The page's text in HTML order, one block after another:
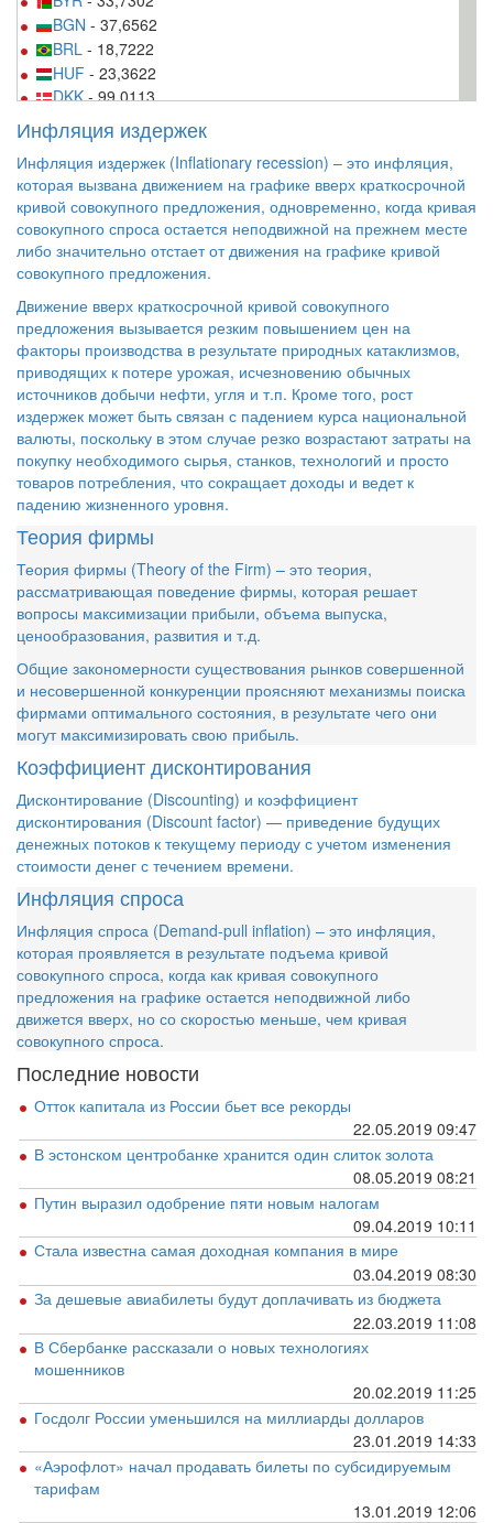
BGN - 37,6562
BRL - 18,7222
HUF - 23,3622
DKK- 99,0113
EUR- 73,6248
INR- 97,2415
KZT- 19,7375
CAD- 50,4472
KGS- 94,3210
CNY - 99,5792
NOK- 79,4793
PLN- 16,7446
RON- 16,3809
XDR - 91,7443
SGD- 47,3669
TJS- 82,5039
TRY- 21,9345
TMT- 19,2216
UZS- 22,4440
UAH- 25,4880
CZK
- 27,2589
SEK- 79,0141
CHF- 66,8010
ZAR- 42,9768
JPY- 59,6981
Инфляция издержек
Инфляция издержек (Inflationary recession) – это инфляция,
которая вызвана движением на графике вверх краткосрочной
кривой совокупного предложения, одновременно, когда кривая
совокупного спроса остается неподвижной на прежнем месте
либо значительно отстает от движения на графике кривой
совокупного предложения.
Движение вверх краткосрочной кривой совокупного
предложения вызывается резким повышением цен на
факторы производства в результате природных катаклизмов,
приводящих к потере урожая, исчезновению обычных
источников добычи нефти, угля и т.п. Кроме того, рост
издержек может быть связан с падением курса национальной
валюты, поскольку в этом случае резко возрастают затраты на
покупку необходимого сырья, станков, технологий и просто
товаров потребления, что сокращает доходы и ведет к
падению жизненного уровня.
Теория фирмы
Теория фирмы (Theory of the Firm) – это теория,
рассматривающая поведение фирмы, которая решает
вопросы максимизации прибыли, объема выпуска,
ценообразования, развития и т.д.
Общие закономерности существования рынков совершенной
и несовершенной конкуренции проясняют механизмы поиска
фирмами оптимального состояния, в результате чего они
могут максимизировать свою прибыль.
Коэффициент дисконтирования
Дисконтирование (Discounting) и коэффициент
дисконтирования (Discount factor) — приведение будущих
денежных потоков к текущему периоду с учетом изменения
стоимости денег с течением времени.
Инфляция спроса
Инфляция спроса (Demand-pull inflation) – это инфляция,
которая проявляется в результате подъема кривой
совокупного спроса, когда как кривая совокупного
предложения на графике остается неподвижной либо
движется вверх, но со скоростью меньше, чем кривая
совокупного спроса.
Последние новости
Отток капитала из России бьет все рекорды
22.05.2019 09:47
В эстонском центробанке хранится один слиток золота
08.05.2019 08:21
Путин выразил одобрение пяти новым налогам
09.04.2019 10:11
Стала известна самая доходная компания в мире
03.04.2019 08:30
За дешевые авиабилеты будут доплачивать из бюджета
22.03.2019 11:08
В Сбербанке рассказали о новых технологиях
мошенников
20.02.2019 11:25
Госдолг России уменьшился на миллиарды долларов
23.01.2019 14:33
«Аэрофлот» начал продавать билеты по субсидируемым
тарифам
13.01.2019 12:06